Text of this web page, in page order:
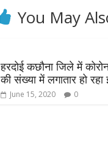
You May
हरदोई कछौना जिले में
की संख्या में लगातार हो रहा
June 15, 2020 0